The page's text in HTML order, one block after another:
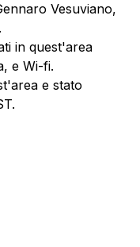
Vesuviano,
in quest'area
e Wi-fi.
e stato